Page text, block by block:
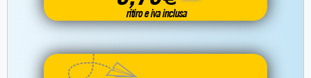
ritiro e iva inclusa